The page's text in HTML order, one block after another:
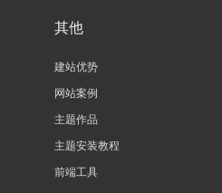
其他
建站优势
网站案例
主题作品
主题安装教程
前端工具